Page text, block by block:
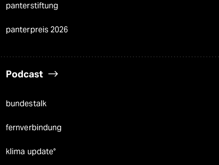
panterstiftung
panterpreis 2026
Podcast
bundestalk
fernverbindung
klima update°